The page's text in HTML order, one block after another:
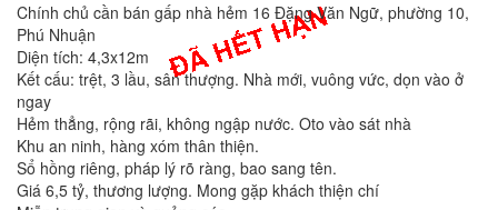
Chính chủ cần bán gấp nhà hẻm 16 Đặng Văn Ngữ, phường 10,
Phú Nhuận
Diện tích: 4,3x12m
Kết cấu: trệt, 3 lầu, sân thượng. Nhà mới, vuông vức, dọn vào ở
ngay
Hẻm thẳng, rộng rãi, không ngập nước. Oto vào sát nhà
Khu an ninh, hàng xóm thân thiện.
Sổ hồng riêng, pháp lý rõ ràng, bao sang tên.
Giá 6,5 tỷ, thương lượng. Mong gặp khách thiện chí